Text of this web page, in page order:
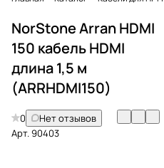
NorStone Arran HDMI
150 кабель HDMI
длина 1,5 м
(ARRHDMI150)
0
Нет отзывов
Арт.90403